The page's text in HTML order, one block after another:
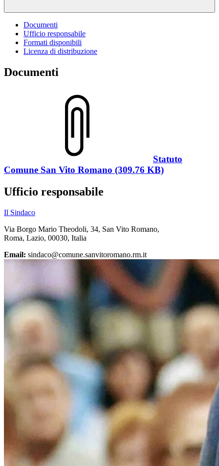
Documenti
Ufficio responsabile
Formati disponibili
Licenza di distribuzione
Documenti
Statuto
Comune San Vito Romano (309.76 KB)
Ufficio responsabile
Il Sindaco
Via Borgo Mario Theodoli, 34, San Vito Romano,
Roma, Lazio, 00030, Italia
Email: sindaco@comune.sanvitoromano.rm.it